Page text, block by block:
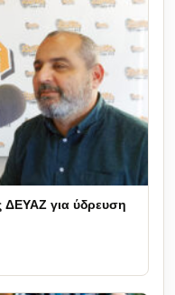
ΔΕΥΑΖ για ύδρευση